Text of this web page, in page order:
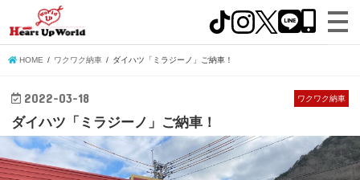
HOME ワクワク納車 ダイハツ「ミラジーノ」ご納車！
ワクワク納車
2022-03-18
ダイハツ「ミラジーノ」ご納車！